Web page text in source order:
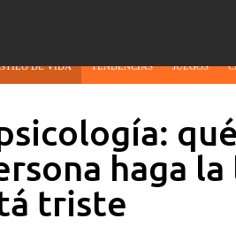
DE VIDA TENDENCIAS JUEGOS
haga
triste